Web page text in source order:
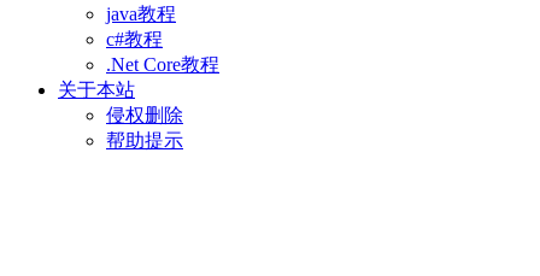
java教程
c#教程
.Net Core教程
关于本站
侵权删除
帮助提示